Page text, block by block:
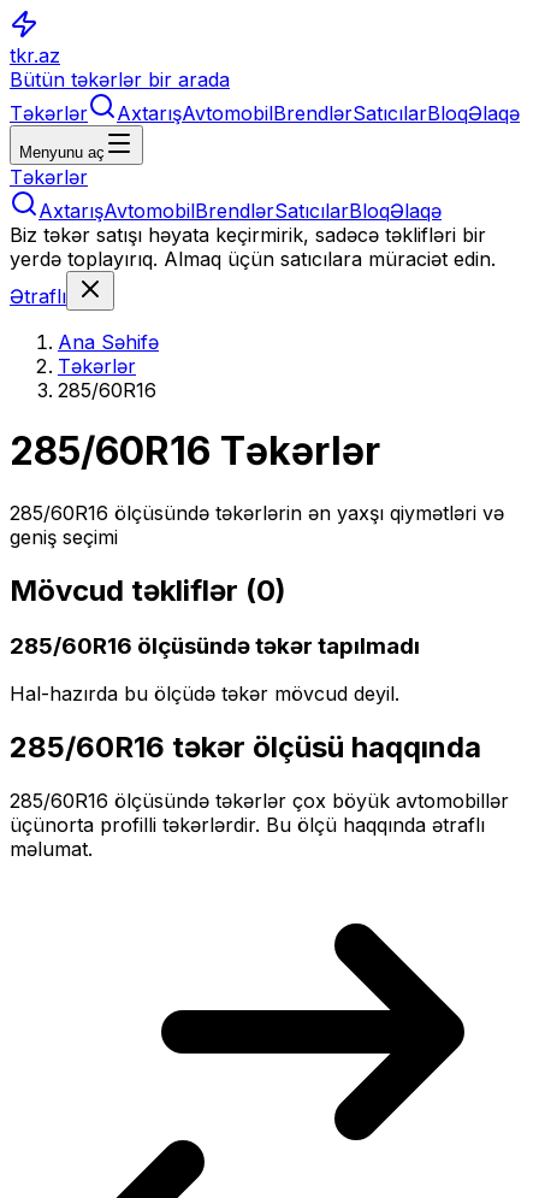
tkr.az
Bütün təkərlər bir arada
Təkərlər
AxtarışAvtomobilBrendlərSatıcılarBloqƏlaqə
Menyunu aç
Təkərlər
AxtarışAvtomobilBrendlərSatıcılarBloqƏlaqə
Biz təkər satışı həyata keçirmirik, sadəcə təklifləri bir
yerdə toplayırıq. Almaq üçün satıcılara müraciət edin.
Ətraflı
Ana Səhifə
Təkərlər
285/60R16
285/60R16 Təkərlər
285/60R16 ölçüsündə təkərlərin ən yaxşı qiymətləri və
geniş seçimi
Mövcud təkliflər (0)
285/60R16 ölçüsündə təkər tapılmadı
Hal-hazırda bu ölçüdə təkər mövcud deyil.
285/60R16 təkər ölçüsü haqqında
285/60R16 ölçüsündə təkərlər çox böyük avtomobillər
üçünorta profilli təkərlərdir. Bu ölçü haqqında ətraflı
məlumat.